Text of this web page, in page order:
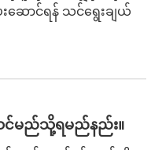
ောင်ရန် သင်ရွေးချယ်
မည်သို့ရမည်နည်း။